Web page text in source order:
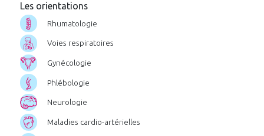
Les orientations
Rhumatologie
Voies respiratoires
Gynécologie
Phlébologie
Neurologie
Maladies cardio-artérielles